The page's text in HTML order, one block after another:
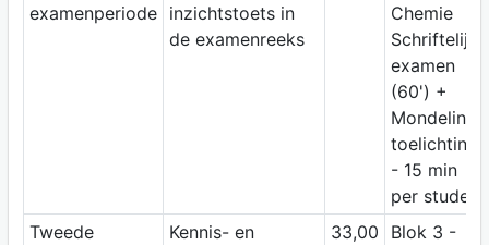
examenperiode
inzichtstoets in
de examenreeks
Chemie
Schriftelijk
examen
(60') +
Mondeling
toelichting
- 15 min
per student
Tweede
Kennis- en 33,00 Blok 3 -